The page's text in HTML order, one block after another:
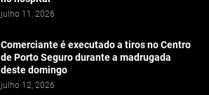
julho 11, 2026
Comerciante é executado a tiros no Centro
de Porto Seguro durante a madrugada
deste domingo
julho 12, 2026